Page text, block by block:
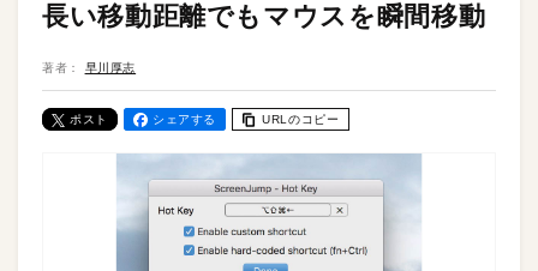
長い移動距離でもマウスを瞬間移動
著者： 早川厚志
ポスト シェアする URLのコピー